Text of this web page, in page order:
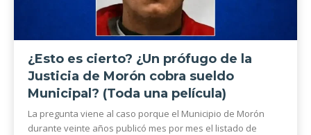
¿Esto es cierto? ¿Un prófugo de la
Justicia de Morón cobra sueldo
Municipal? (Toda una película)
La pregunta viene al caso porque el Municipio de Morón
durante veinte años publicó mes por mes el listado de